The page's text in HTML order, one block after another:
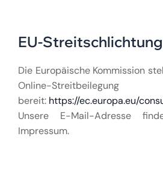
EU-Streitschlichtung
Die Europäische Kommission
Online-
bereit: https://ec.europa.eu/
Unsere E-Mail-Adresse
Impressum.